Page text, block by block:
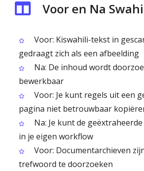
Voor en Na
Voor: Kiswahili-tekst in
gedraagt zich als een afbeelding
Na: De inhoud wordt
bewerkbaar
Voor: Je kunt regels uit een
pagina niet betrouwbaar
Na: Je kunt de
in je eigen workflow
Voor: Documentarchieven
trefwoord te doorzoeken